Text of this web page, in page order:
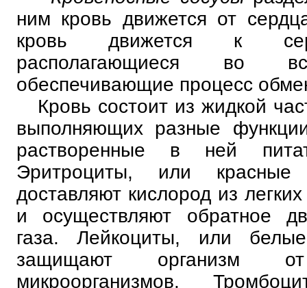
ним кровь движется от
кровь движется к
располагающиеся во
обеспечивающие процесс
Кровь состоит из жидкой
выполняющих разные
растворенные в ней
Эритроциты, или красные
доставляют кислород из
и осуществляют обратное
газа. Лейкоциты, или
защищают организм от
микроорганизмов.